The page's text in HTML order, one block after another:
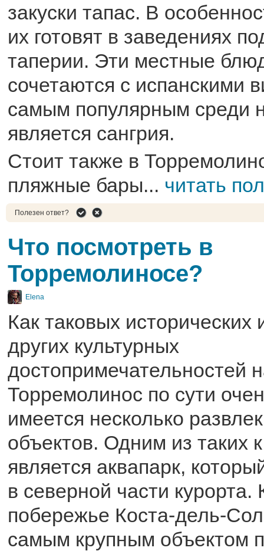
закуски тапас. В
их готовят в заведениях
таперии. Эти местные
сочетаются с испанскими
самым популярным среди
является сангрия.
Стоит также в
пляжные бары... читать
Полезен ответ?
Что посмотреть в
Торремолиносе?
Elena
Как таковых исторических
других культурных
достопримечательностей
Торремолинос по сути
имеется несколько
объектов. Одним из таких
является аквапарк,
в северной части курорта.
побережье Коста-дель-
самым крупным объектом